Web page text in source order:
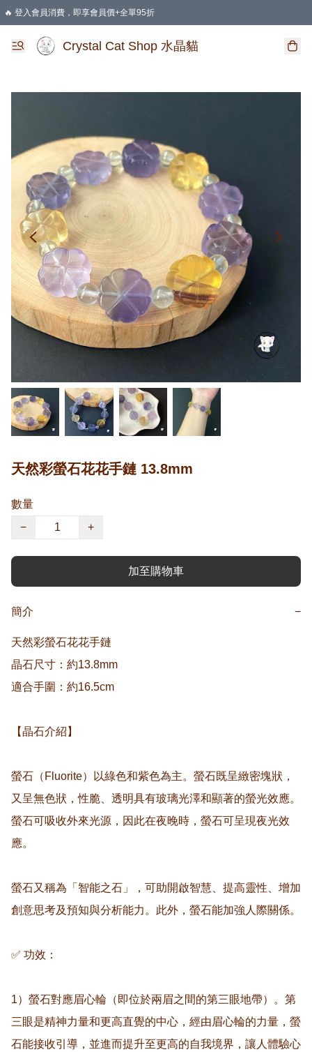
🔥 登入會員消費，即享會員價+全單95折
🛍️ 購物滿HKD 400 即享免運費優惠
Crystal Cat Shop 水晶貓
天然彩螢石花花手鏈 13.8mm
數量
−
+
加至購物車
簡介 −
天然彩螢石花花手鏈
晶石尺寸：約13.8mm
適合手圍：約16.5cm
【晶石介紹】
螢石（Fluorite）以綠色和紫色為主。螢石既呈緻密塊狀，
又呈無色狀，性脆、透明具有玻璃光澤和顯著的螢光效應。
螢石可吸收外來光源，因此在夜晚時，螢石可呈現夜光效
應。
螢石又稱為「智能之石」，可助開啟智慧、提高靈性、增加
創意思考及預知與分析能力。此外，螢石能加強人際關係。
✅ 功效：
1）螢石對應眉心輪（即位於兩眉之間的第三眼地帶）。第
三眼是精神力量和更高直覺的中心，經由眉心輪的力量，螢
石能接收引導，並進而提升至更高的自我境界，讓人體驗心